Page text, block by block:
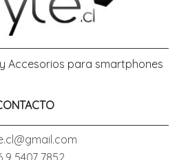
Accesorios para smartphones
9 5407 7852